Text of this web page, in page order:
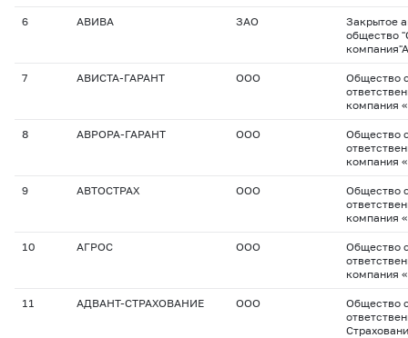
6 АВИВА ЗАО
Закрытое
общество
7 АВИСТА-ГАРАНТ ООО
Общество
компания
8 АВРОРА-ГАРАНТ ООО
Общество
компания
9 АВТОСТРАХ ООО
Общество
компания
10 АГРОС ООО
Общество
компания
11 АДВАНТ-СТРАХОВАНИЕ ООО
Общество